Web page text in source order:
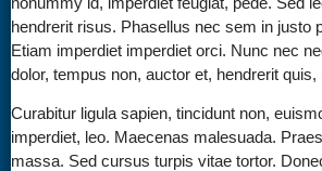
hendrerit risus. Phasellus nec sem in justo
Etiam imperdiet imperdiet orci. Nunc nec
dolor, tempus non, auctor et, hendrerit quis,
Curabitur ligula sapien, tincidunt non,
imperdiet, leo. Maecenas malesuada.
massa. Sed cursus turpis vitae tortor.